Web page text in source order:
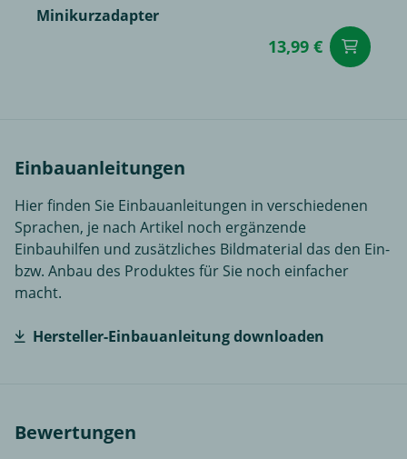
Minikurzadapter
13,99 €
Einbauanleitungen
Hier finden Sie Einbauanleitungen in verschiedenen
Sprachen, je nach Artikel noch ergänzende
Einbauhilfen und zusätzliches Bildmaterial das den Ein-
bzw. Anbau des Produktes für Sie noch einfacher
macht.
Hersteller-Einbauanleitung downloaden
Bewertungen